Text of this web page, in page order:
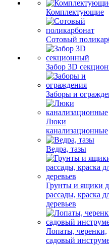
Комплектующие
Сотовый
Забор 3D
Заборы и
Люки
канализационные
Ведра, тазы
Грунты и ящики
рассады, краска
деревьев
Лопаты, черенки,
садовый